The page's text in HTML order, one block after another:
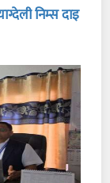
निम्स दाइ